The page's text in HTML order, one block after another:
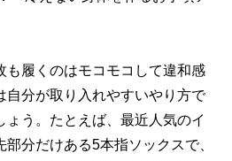
履くのはモコモコして違和感
分が取り入れやすいやり方で
う。たとえば、最近人気のイ
分だけある5本指ソックスで、